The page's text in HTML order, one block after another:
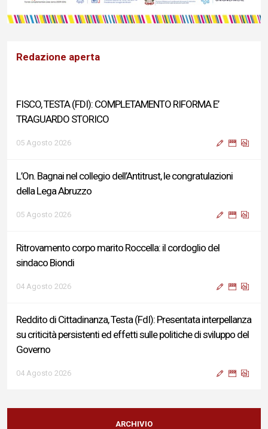
Redazione aperta
FISCO, TESTA (FDI): COMPLETAMENTO RIFORMA E’
TRAGUARDO STORICO
05 Agosto 2026
L’On. Bagnai nel collegio dell’Antitrust, le congratulazioni
della Lega Abruzzo
05 Agosto 2026
Ritrovamento corpo marito Roccella: il cordoglio del
sindaco Biondi
04 Agosto 2026
Reddito di Cittadinanza, Testa (FdI): Presentata interpellanza
su criticità persistenti ed effetti sulle politiche di sviluppo del
Governo
04 Agosto 2026
Sigismondi, Liris e Testa: “Profondo cordoglio e vicinanza al
Ministro Roccella e alla sua famiglia”
ARCHIVIO